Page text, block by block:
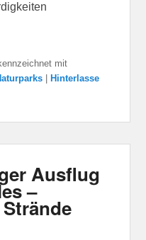
mit
Hinterlasse
Ausflug
–